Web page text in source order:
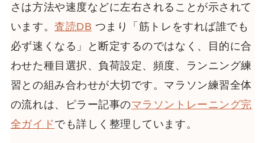
さは方法や速度などに左右されることが示されて
います。査読DB つまり「筋トレをすれば誰でも
必ず速くなる」と断定するのではなく、目的に合
わせた種目選択、負荷設定、頻度、ランニング練
習との組み合わせが大切です。マラソン練習全体
の流れは、ピラー記事のマラソントレーニング完
全ガイドでも詳しく整理しています。